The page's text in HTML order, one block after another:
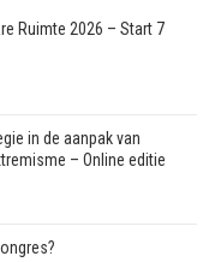
Ruimte 2026 – Start 7
in de aanpak van
– Online editie